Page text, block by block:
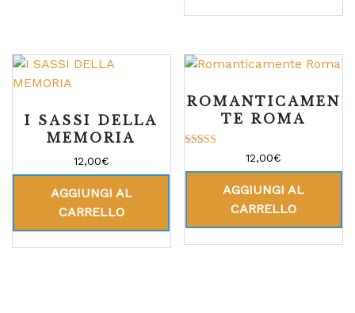
I SASSI DELLA
MEMORIA
12,00€
AGGIUNGI AL
CARRELLO
ROMANTICAMEN
TE ROMA
su 5
12,00€
AGGIUNGI AL
CARRELLO